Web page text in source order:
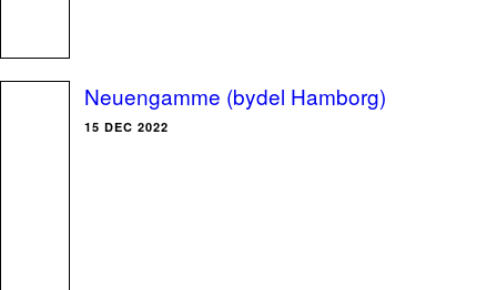
Neuengamme (bydel Hamborg)
15 DEC 2022